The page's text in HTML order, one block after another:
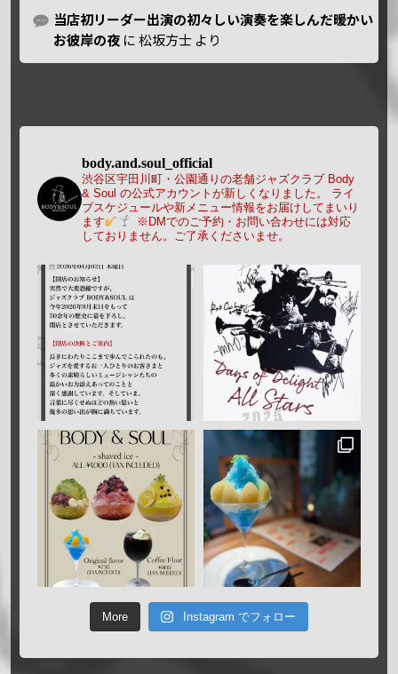
当店初リーダー出演の初々しい演奏を楽しんだ暖かい
お彼岸の夜 に松坂方士 より
body.and.soul_official
渋谷区宇田川町・公園通りの老舗ジャズクラブ Body
& Soul の公式アカウントが新しくなりました。
ライ
ブスケジュールや新メニュー情報をお届けしてまいり
ます
※DMでのご予約・お問い合わせには対応
しておりません。ご了承くださいませ。
More Instagram でフォロー